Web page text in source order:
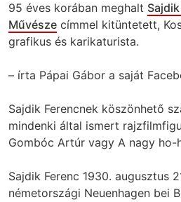
95 éves korában meghalt
Művésze címmel kitüntetett,
grafikus és karikaturista.
– írta Pápai Gábor a saját
Sajdik Ferencnek köszönhető
mindenki által ismert
Gombóc Artúr vagy A nagy ho-
Sajdik Ferenc 1930. augusztus
németországi Neuenhagen bei